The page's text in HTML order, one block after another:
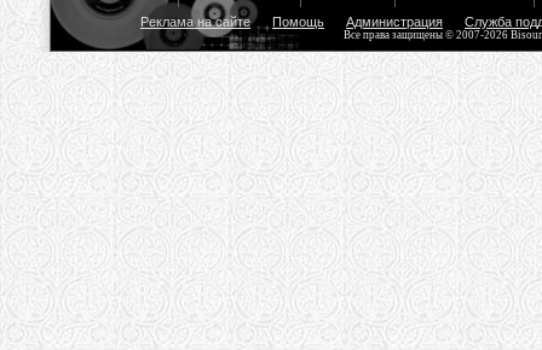
Реклама на сайте Помощь Администрация Служба
Все права защищены © 2007-2026